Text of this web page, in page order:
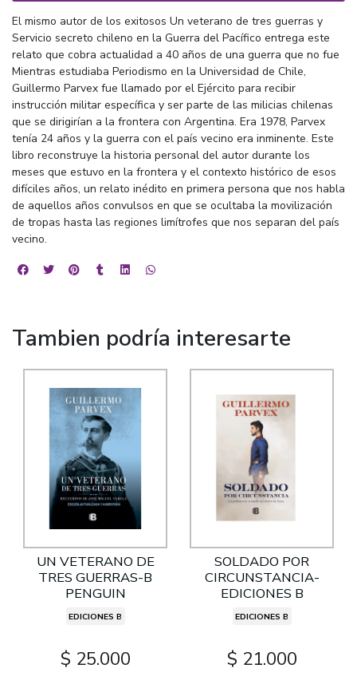
El mismo autor de los exitosos Un veterano de tres guerras y
Servicio secreto chileno en la Guerra del Pacífico entrega este
relato que cobra actualidad a 40 años de una guerra que no fue
Mientras estudiaba Periodismo en la Universidad de Chile,
Guillermo Parvex fue llamado por el Ejército para recibir
instrucción militar específica y ser parte de las milicias chilenas
que se dirigirían a la frontera con Argentina. Era 1978, Parvex
tenía 24 años y la guerra con el país vecino era inminente. Este
libro reconstruye la historia personal del autor durante los
meses que estuvo en la frontera y el contexto histórico de esos
difíciles años, un relato inédito en primera persona que nos habla
de aquellos años convulsos en que se ocultaba la movilización
de tropas hasta las regiones limítrofes que nos separan del país
vecino.
Tambien podría interesarte
UN VETERANO DE
TRES GUERRAS-B
PENGUIN
EDICIONES B
$ 25.000
SOLDADO POR
CIRCUNSTANCIA-
EDICIONES B
EDICIONES B
$ 21.000